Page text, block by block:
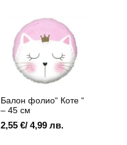
фолио/-
Пепа
Пиг
(Peppa
Балон фолио“ Коте “
– 45 см
2,55 €/ 4,99 лв.